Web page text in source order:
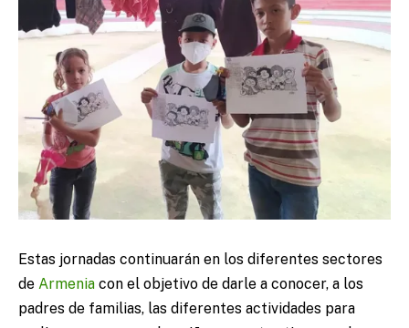
Estas jornadas continuarán en los diferentes sectores
de Armenia con el objetivo de darle a conocer, a los
padres de familias, las diferentes actividades para